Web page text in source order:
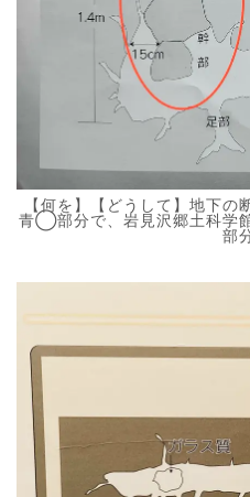
【何を】【どうして】地下
青◯部分で、岩見沢郷土科学
部